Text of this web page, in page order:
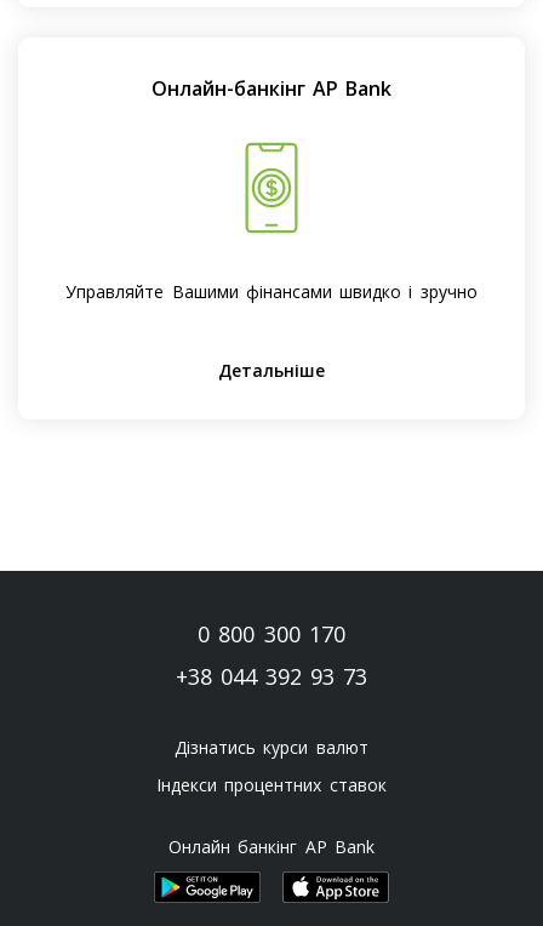
Онлайн-банкінг AP Bank
Управляйте Вашими фінансами швидко і зручно
Детальніше
0 800 300 170
+38 044 392 93 73
Дізнатись курси валют
Індекси процентних ставок
Онлайн банкінг AP Bank